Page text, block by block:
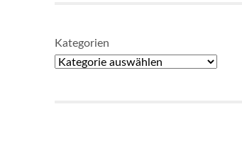
Kategorien